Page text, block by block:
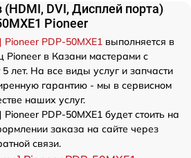
DVI, Дисплей порта)
Pioneer
PDP-50MXE1 выполняется в
в Казани мастерами с
лет. На все виды услуг и запчасти
гарантию - мы в сервисном
наших услуг.
PDP-50MXE1 будет стоить на
заказа на сайте через
связи.